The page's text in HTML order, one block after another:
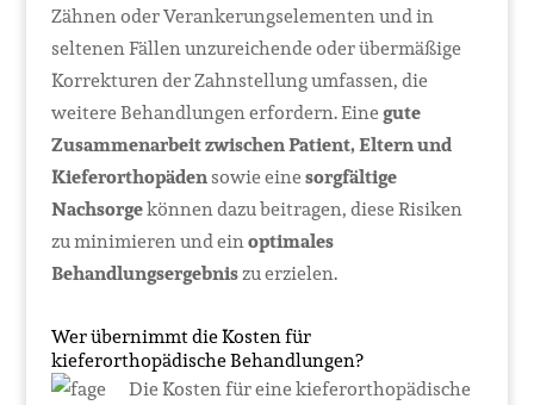
Zähnen oder Verankerungselementen und in
seltenen Fällen unzureichende oder übermäßige
Korrekturen der Zahnstellung umfassen, die
weitere Behandlungen erfordern. Einegute
Zusammenarbeit zwischen Patient, Eltern und
Kieferorthopädensowie einesorgfältige
Nachsorgekönnen dazu beitragen, diese Risiken
zu minimieren und einoptimales
Behandlungsergebniszu erzielen.
Wer übernimmt die Kosten für
kieferorthopädische Behandlungen?
Die Kosten für eine kieferorthopädische